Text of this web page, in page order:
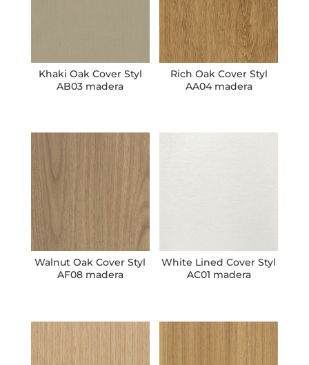
Khaki Oak Cover Styl
AB03 madera
Rich Oak Cover Styl
AA04 madera
Walnut Oak Cover Styl
AF08 madera
White Lined Cover Styl
AC01 madera